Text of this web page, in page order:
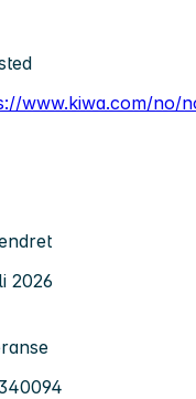
www.kiwa.com/no/
2026